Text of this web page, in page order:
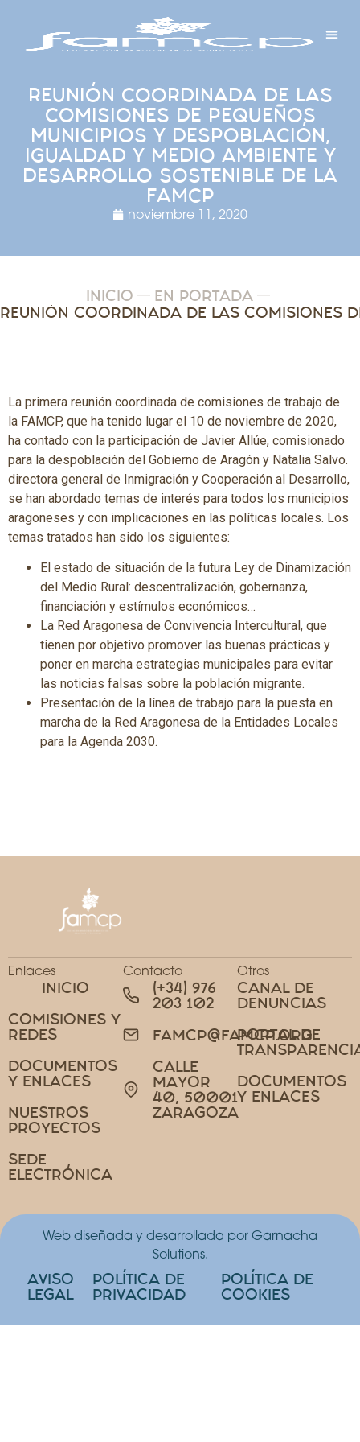
REUNIÓN COORDINADA DE LAS
COMISIONES DE PEQUEÑOS
MUNICIPIOS Y DESPOBLACIÓN,
IGUALDAD Y MEDIO AMBIENTE Y
DESARROLLO SOSTENIBLE DE LA
FAMCP
noviembre 11, 2020
INICIO EN PORTADA
La primera reunión coordinada de comisiones de trabajo de
la FAMCP, que ha tenido lugar el 10 de noviembre de 2020,
ha contado con la participación de Javier Allúe, comisionado
para la despoblación del Gobierno de Aragón y Natalia Salvo.
directora general de Inmigración y Cooperación al Desarrollo,
se han abordado temas de interés para todos los municipios
aragoneses y con implicaciones en las políticas locales. Los
temas tratados han sido los siguientes:
El estado de situación de la futura Ley de Dinamización
del Medio Rural: descentralización, gobernanza,
financiación y estímulos económicos…
La Red Aragonesa de Convivencia Intercultural, que
tienen por objetivo promover las buenas prácticas y
poner en marcha estrategias municipales para evitar
las noticias falsas sobre la población migrante.
Presentación de la línea de trabajo para la puesta en
marcha de la Red Aragonesa de la Entidades Locales
para la Agenda 2030.
Enlaces
INICIO
COMISIONES Y
REDES
DOCUMENTOS
Y ENLACES
NUESTROS
PROYECTOS
SEDE
ELECTRÓNICA
Contacto
(+34) 976
203 102
FAMCP@FAMCP.ORG
CALLE
MAYOR
40, 50001
ZARAGOZA
Otros
CANAL DE
DENUNCIAS
PORTAL DE
DOCUMENTOS
Y ENLACES
Web diseñada y desarrollada por Garnacha
Solutions.
AVISO
LEGAL
POLÍTICA DE
PRIVACIDAD
POLÍTICA DE
COOKIES